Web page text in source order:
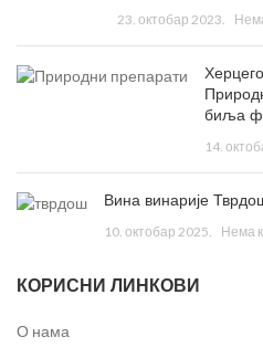
23. октобар 2023.
биља
14.
Вина винарије
10. октобар 2025. Нема
КОРИСНИ ЛИНКОВИ
О нама